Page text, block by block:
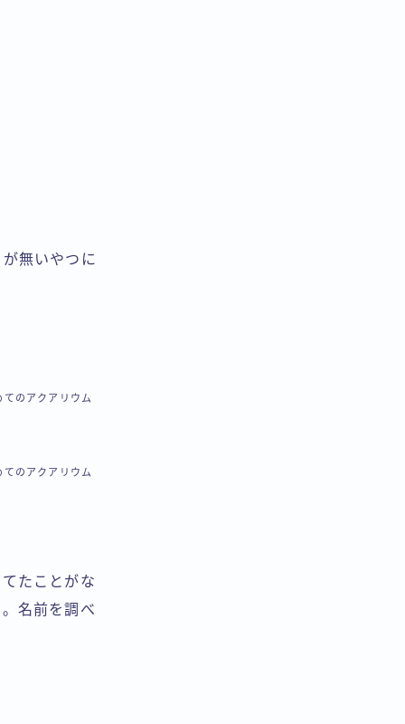
無いやつに
てのアクアリウム
てのアクアリウム
たことがな
名前を調べ